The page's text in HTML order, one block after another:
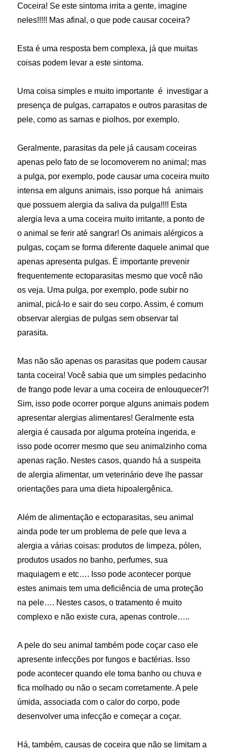
Coceira! Se este sintoma irrita a gente, imagine
neles!!!!! Mas afinal, o que pode causar coceira?
Esta é uma resposta bem complexa, já que muitas
coisas podem levar a este sintoma.
Uma coisa simples e muito importante é investigar a
presença de pulgas, carrapatos e outros parasitas de
pele, como as sarnas e piolhos, por exemplo.
Geralmente, parasitas da pele já causam coceiras
apenas pelo fato de se locomoverem no animal; mas
a pulga, por exemplo, pode causar uma coceira muito
intensa em alguns animais, isso porque há animais
que possuem alergia da saliva da pulga!!!! Esta
alergia leva a uma coceira muito irritante, a ponto de
o animal se ferir até sangrar! Os animais alérgicos a
pulgas, coçam se forma diferente daquele animal que
apenas apresenta pulgas. É importante prevenir
frequentemente ectoparasitas mesmo que você não
os veja. Uma pulga, por exemplo, pode subir no
animal, picá-lo e sair do seu corpo. Assim, é comum
observar alergias de pulgas sem observar tal
parasita.
Mas não são apenas os parasitas que podem causar
tanta coceira! Você sabia que um simples pedacinho
de frango pode levar a uma coceira de enlouquecer?!
Sim, isso pode ocorrer porque alguns animais podem
apresentar alergias alimentares! Geralmente esta
alergia é causada por alguma proteína ingerida, e
isso pode ocorrer mesmo que seu animalzinho coma
apenas ração. Nestes casos, quando há a suspeita
de alergia alimentar, um veterinário deve lhe passar
orientações para uma dieta hipoalergênica.
Além de alimentação e ectoparasitas, seu animal
ainda pode ter um problema de pele que leva a
alergia a várias coisas: produtos de limpeza, pólen,
produtos usados no banho, perfumes, sua
maquiagem e etc…. Isso pode acontecer porque
estes animais tem uma deficiência de uma proteção
na pele…. Nestes casos, o tratamento é muito
complexo e não existe cura, apenas controle…..
A pele do seu animal também pode coçar caso ele
apresente infecções por fungos e bactérias. Isso
pode acontecer quando ele toma banho ou chuva e
fica molhado ou não o secam corretamente. A pele
úmida, associada com o calor do corpo, pode
desenvolver uma infecção e começar a coçar.
Há, também, causas de coceira que não se limitam a